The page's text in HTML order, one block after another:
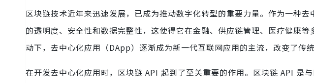
区块链技术近年来迅速发展，已成为推动数字化转型的重要力量。作为一种
的透明度、安全性和数据完整性，这使得它在金融、供应链管理、医疗健康
动下，去中心化应用（DApp）逐渐成为新一代互联网应用的主流，改变了传
在开发去中心化应用时，区块链 API 起到了至关重要的作用。区块链 API 是